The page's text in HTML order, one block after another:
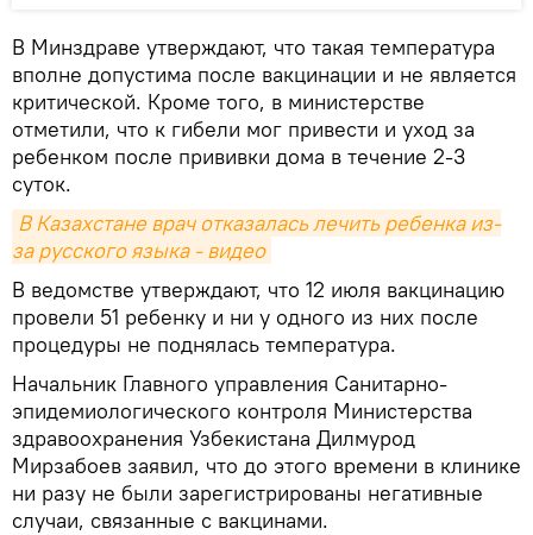
В Минздраве утверждают, что такая температура
вполне допустима после вакцинации и не является
критической. Кроме того, в министерстве
отметили, что к гибели мог привести и уход за
ребенком после прививки дома в течение 2-3
суток.
В Казахстане врач отказалась лечить ребенка из-
за русского языка - видео
В ведомстве утверждают, что 12 июля вакцинацию
провели 51 ребенку и ни у одного из них после
процедуры не поднялась температура.
Начальник Главного управления Санитарно-
эпидемиологического контроля Министерства
здравоохранения Узбекистана Дилмурод
Мирзабоев заявил, что до этого времени в клинике
ни разу не были зарегистрированы негативные
случаи, связанные с вакцинами.